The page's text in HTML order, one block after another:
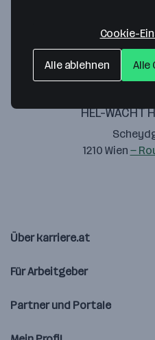
HEL-WACHT
1210 Wien —
Über karriere.at
Für Arbeitgeber
Partner und Portale
Cookie-
Alle ablehnen Alle